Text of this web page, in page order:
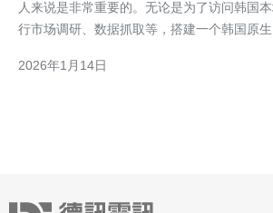
人来说是非常重要的。无论是为了访问韩国
行市场调研、数据抓取等，搭建一个韩国原生
过程。 首先，选择合适的服务器是搭建韩国原生IP的第一步。推
2026年1月14日